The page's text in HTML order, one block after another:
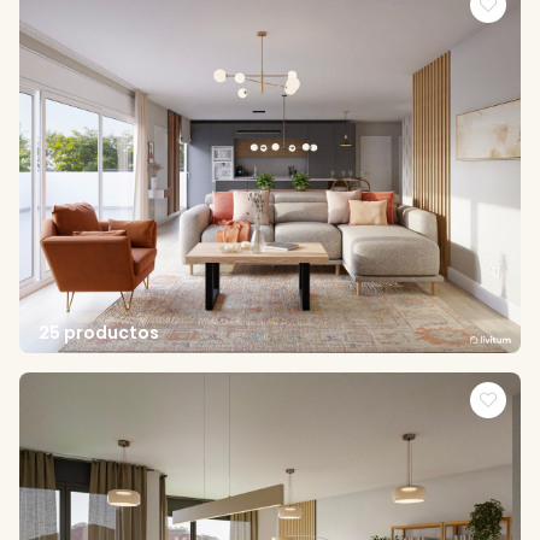
25 productos